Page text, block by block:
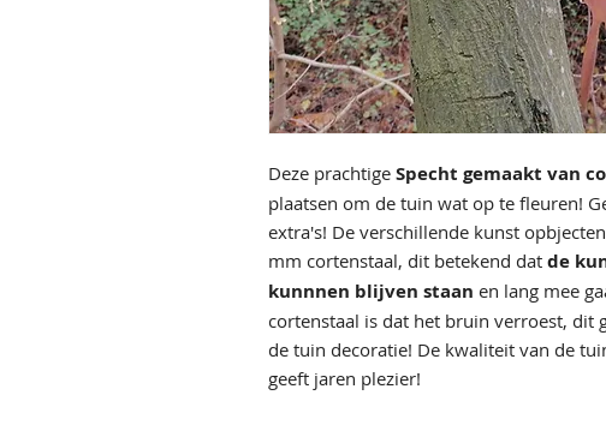
Deze prachtige Specht gemaakt van
plaatsen om de tuin wat op te fleuren!
extra's! De verschillende kunst
mm cortenstaal, dit betekend dat de
kunnnen blijven staan en lang mee
cortenstaal is dat het bruin verroest, dit
de tuin decoratie! De kwaliteit van de
geeft jaren plezier!